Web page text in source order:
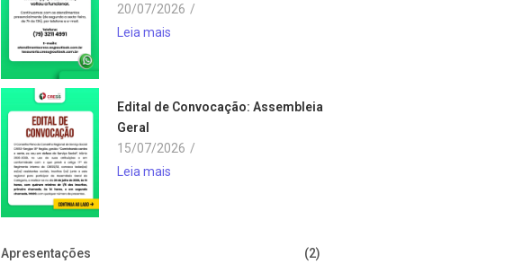
20/07/2026 /
Leia mais
Edital de Convocação: Assembleia
Geral
15/07/2026 /
Leia mais
Apresentações (2)